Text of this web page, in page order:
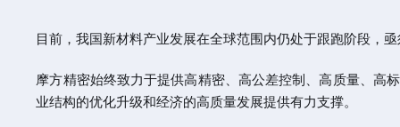
目前，我国新材料产业发展在全球范围内仍处于跟跑阶段，
摩方精密始终致力于提供高精密、高公差控制、高质量、高
业结构的优化升级和经济的高质量发展提供有力支撑。